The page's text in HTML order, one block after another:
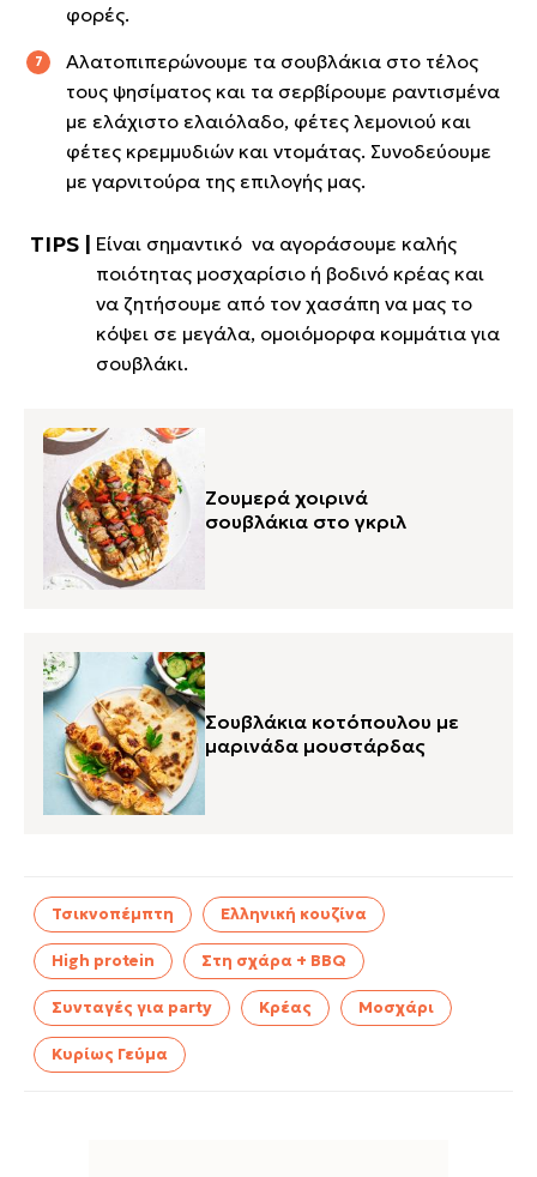
φορές.
Αλατοπιπερώνουμε τα σουβλάκια στο τέλος
τους ψησίματος και τα σερβίρουμε ραντισμένα
με ελάχιστο ελαιόλαδο, φέτες λεμονιού και
φέτες κρεμμυδιών και ντομάτας. Συνοδεύουμε
με γαρνιτούρα της επιλογής μας.
Είναι σημαντικό να αγοράσουμε καλής
ποιότητας μοσχαρίσιο ή βοδινό κρέας και
να ζητήσουμε από τον χασάπη να μας το
κόψει σε μεγάλα, ομοιόμορφα κομμάτια για
σουβλάκι.
Ζουμερά χοιρινά
σουβλάκια στο γκριλ
Σουβλάκια κοτόπουλου με
μαρινάδα μουστάρδας
Τσικνοπέμπτη Ελληνική κουζίνα
High protein Στη σχάρα + BBQ
Συνταγές για party Κρέας Μοσχάρι
Κυρίως Γεύμα